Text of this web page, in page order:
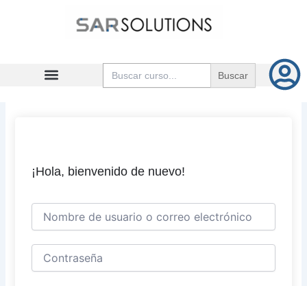
Buscar:
¡Hola, bienvenido de nuevo!